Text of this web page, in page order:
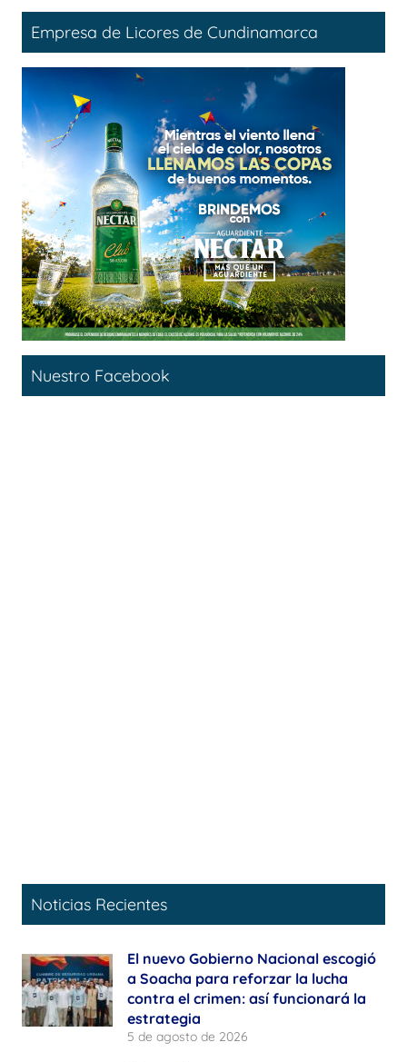
Empresa de Licores de Cundinamarca
Nuestro Facebook
Noticias Recientes
El nuevo Gobierno Nacional escogió
a Soacha para reforzar la lucha
contra el crimen: así funcionará la
estrategia
5 de agosto de 2026